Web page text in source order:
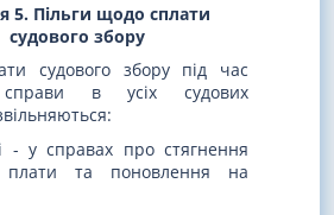
5. Пільги щодо сплати
судового збору
судового збору під час
справи в усіх судових
- у справах про стягнення
плати та поновлення на